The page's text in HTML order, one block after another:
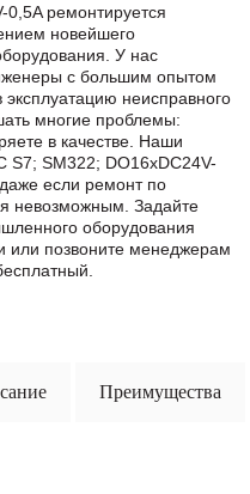
ремонтируется
новейшего
У нас
с большим опытом
эксплуатацию неисправного
многие проблемы:
в качестве. Наши
S7; SM322; DO16xDC24V-
если ремонт по
невозможным. Задайте
оборудования
или позвоните менеджерам
Преимущества